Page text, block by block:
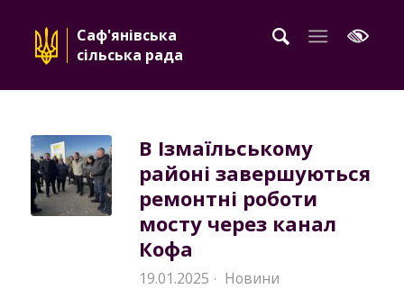
Саф'янівська
сільська рада
В Ізмаїльському
районі завершуються
ремонтні роботи
мосту через канал
Кофа
19.01.2025 · Новини